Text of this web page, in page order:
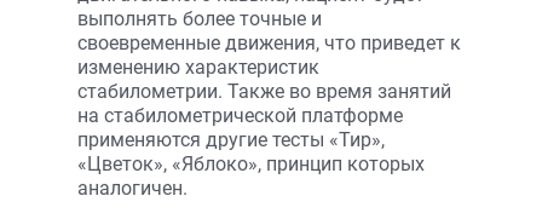
выполнять более точные и
своевременные движения, что приведет к
изменению характеристик
стабилометрии. Также во время занятий
на стабилометрической платформе
применяются другие тесты «Тир»,
«Цветок», «Яблоко», принцип которых
аналогичен.